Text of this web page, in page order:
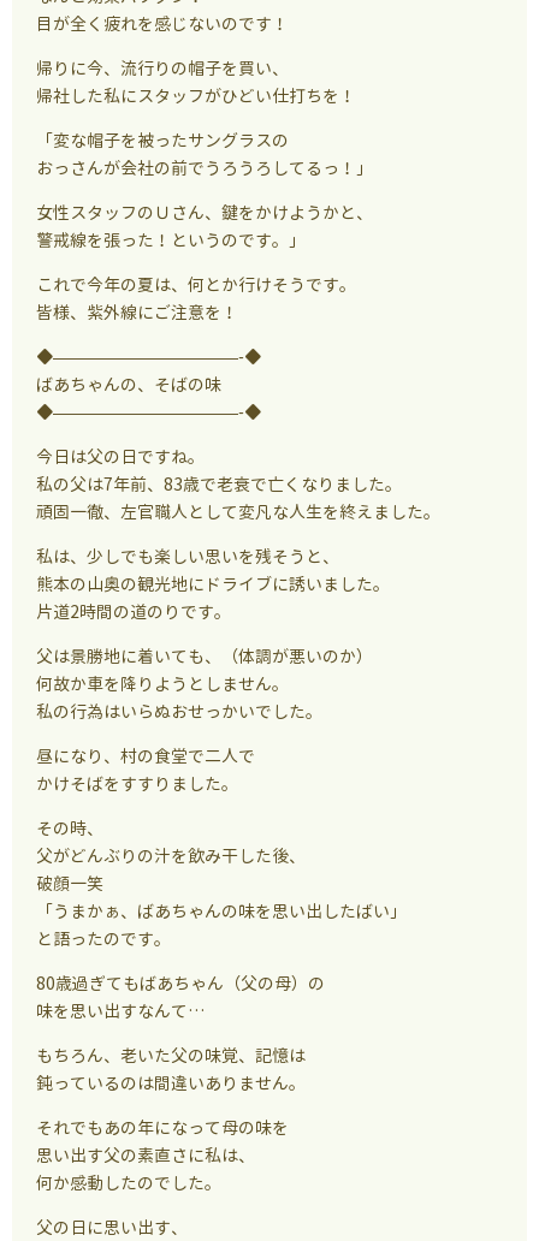
目が全く疲れを感じないのです！
帰りに今、流行りの帽子を買い、
帰社した私にスタッフがひどい仕打ちを！
「変な帽子を被ったサングラスの
おっさんが会社の前でうろうろしてるっ！」
女性スタッフのＵさん、鍵をかけようかと、
警戒線を張った！というのです。」
これで今年の夏は、何とか行けそうです。
皆様、紫外線にご注意を！
◆———————————-◆
ばあちゃんの、そばの味
◆———————————-◆
今日は父の日ですね。
私の父は7年前、83歳で老衰で亡くなりました。
頑固一徹、左官職人として変凡な人生を終えました。
私は、少しでも楽しい思いを残そうと、
熊本の山奥の観光地にドライブに誘いました。
片道2時間の道のりです。
父は景勝地に着いても、（体調が悪いのか）
何故か車を降りようとしません。
私の行為はいらぬおせっかいでした。
昼になり、村の食堂で二人で
かけそばをすすりました。
その時、
父がどんぶりの汁を飲み干した後、
破顔一笑
「うまかぁ、ばあちゃんの味を思い出したばい」
と語ったのです。
80歳過ぎてもばあちゃん（父の母）の
味を思い出すなんて…
もちろん、老いた父の味覚、記憶は
鈍っているのは間違いありません。
それでもあの年になって母の味を
思い出す父の素直さに私は、
何か感動したのでした。
父の日に思い出す、